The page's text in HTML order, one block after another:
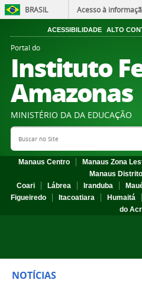
BRASIL Acesso à
ACESSIBILIDADE ALTO
Portal do
Instituto
Amazonas
MINISTÉRIO DA DA EDUCAÇÃO
Search Site
Manaus Centro Manaus Zona
Manaus
Coari
Lábrea Iranduba
Figueiredo
Itacoatiara Humaitá
do
NOTÍCIAS